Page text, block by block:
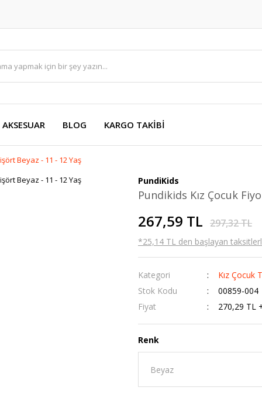
AKSESUAR BLOG KARGO TAKİBİ
Beyaz - 11 - 12 Yaş
PundiKids
Pundikids Kız Çocuk
267,59 TL 297,32 TL
*25,14 TL den başlayan
Kategori
Kız Çocuk
Stok Kodu
00859-004
Fiyat
270,29 TL
Renk